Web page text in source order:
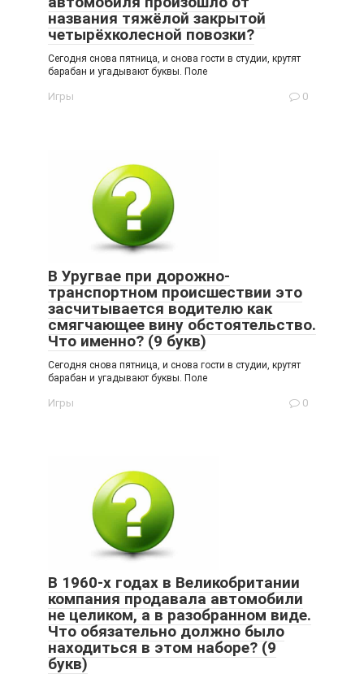
названия тяжёлой закрытой
четырёхколесной повозки?
Сегодня снова пятница, и снова гости в студии, крутят
барабан и угадывают буквы. Поле
Игры 0
В Уругвае при дорожно-
транспортном происшествии это
засчитывается водителю как
смягчающее вину обстоятельство.
Что именно? (9 букв)
Сегодня снова пятница, и снова гости в студии, крутят
барабан и угадывают буквы. Поле
Игры 0
В 1960-х годах в Великобритании
компания продавала автомобили
не целиком, а в разобранном виде.
Что обязательно должно было
находиться в этом наборе? (9
букв)